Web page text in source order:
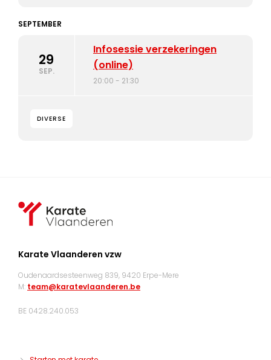
SEPTEMBER
29
SEP.
Infosessie verzekeringen
(online)
20:00 - 21:30
DIVERSE
Karate Vlaanderen vzw
Oudenaardsesteenweg 839, 9420 Erpe-Mere
M: team@karatevlaanderen.be
BE 0428.240.053